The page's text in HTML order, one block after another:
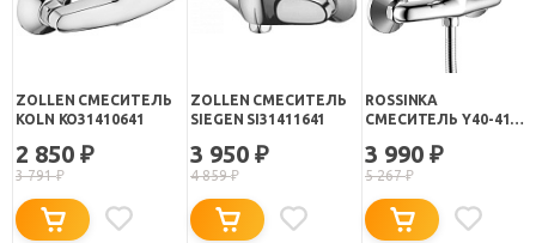
ZOLLEN СМЕСИТЕЛЬ
KOLN KO31410641
2 850 ₽
3 791₽
ZOLLEN СМЕСИТЕЛЬ
SIEGEN SI31411641
3 950 ₽
4 859₽
ROSSINKA
СМЕСИТЕЛЬ Y40-41
3 990 ₽
5 267₽